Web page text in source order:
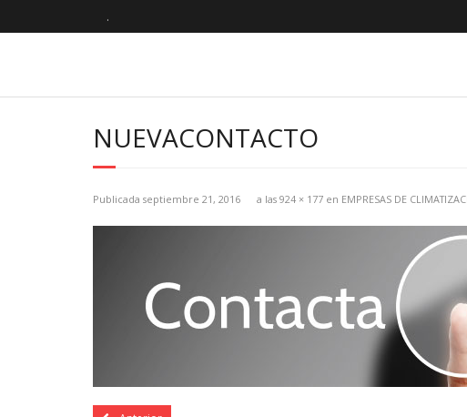
.
NUEVACONTACTO
Publicada septiembre 21, 2016 a las 924 × 177 en EMPRESAS DE